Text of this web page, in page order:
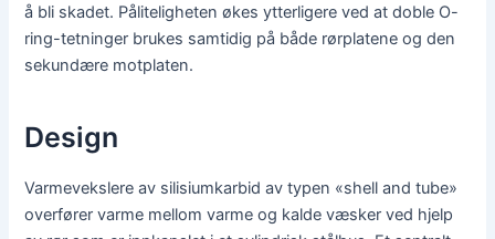
å bli skadet. Påliteligheten økes ytterligere ved at doble O-
ring-tetninger brukes samtidig på både rørplatene og den
sekundære motplaten.
Design
Varmevekslere av silisiumkarbid av typen «shell and tube»
overfører varme mellom varme og kalde væsker ved hjelp